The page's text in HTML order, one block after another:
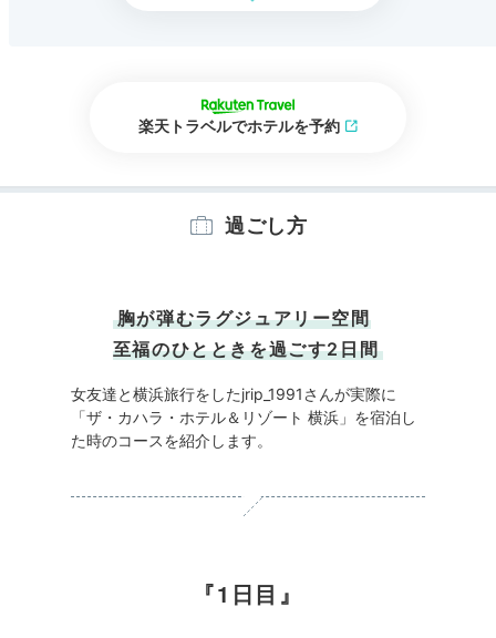
楽天トラベルでホテルを予約
過ごし方
胸が弾むラグジュアリー空間
至福のひとときを過ごす2日間
女友達と横浜旅行をしたjrip_1991さんが実際に
「ザ・カハラ・ホテル＆リゾート 横浜」を宿泊し
た時のコースを紹介します。
1日目